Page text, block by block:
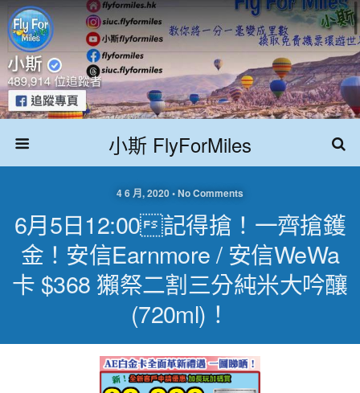
小斯 FlyForMiles
4 6 月, 2020 • No Comments
6月5日12:00記得搶！一齊搶鑊
金！安信Earnmore / 安信WeWa
卡 $368 獺祭二割三分純米大吟釀
(720ml)！